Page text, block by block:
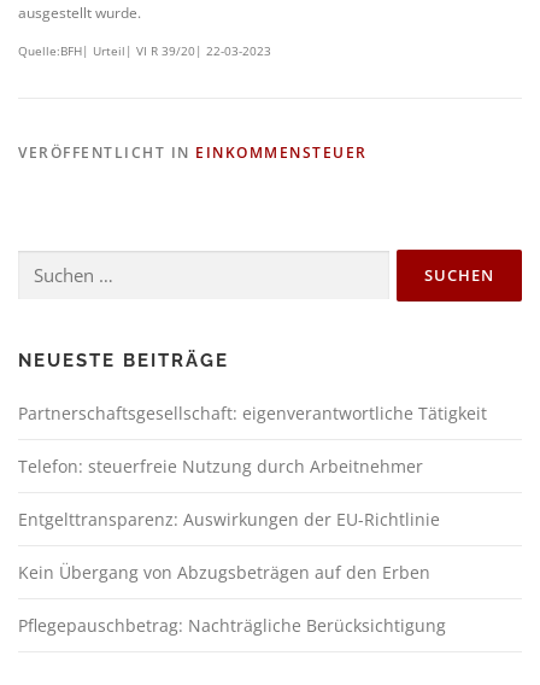
ausgestellt wurde.
Quelle:BFH| Urteil| VI R 39/20| 22-03-2023
VERÖFFENTLICHT IN EINKOMMENSTEUER
NEUESTE BEITRÄGE
Partnerschaftsgesellschaft: eigenverantwortliche Tätigkeit
Telefon: steuerfreie Nutzung durch Arbeitnehmer
Entgelttransparenz: Auswirkungen der EU-Richtlinie
Kein Übergang von Abzugsbeträgen auf den Erben
Pflegepauschbetrag: Nachträgliche Berücksichtigung